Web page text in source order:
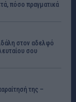
πόσο πραγματικά
στον αδελφό
σου
της –